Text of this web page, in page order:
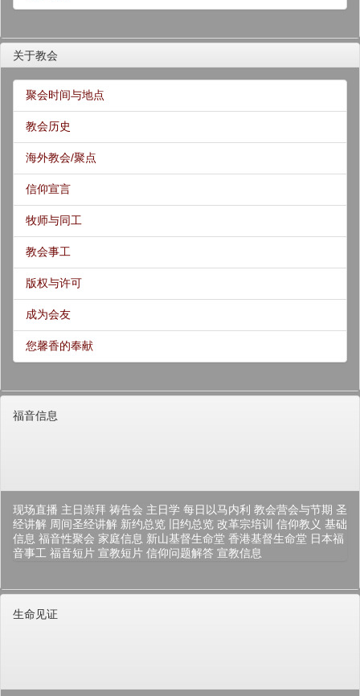
关于教会
聚会时间与地点
教会历史
海外教会/聚点
信仰宣言
牧师与同工
教会事工
版权与许可
成为会友
您馨香的奉献
福音信息
现场直播 主日崇拜 祷告会 主日学 每日以马内利 教会营会与节期 圣
经讲解 周间圣经讲解 新约总览 旧约总览 改革宗培训 信仰教义 基础
信息 福音性聚会 家庭信息 新山基督生命堂 香港基督生命堂 日本福
音事工 福音短片 宣教短片 信仰问题解答 宣教信息
生命见证